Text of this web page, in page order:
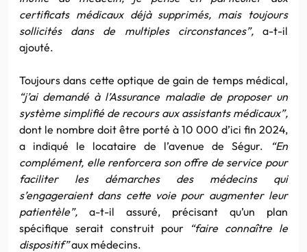
certificats médicaux déjà supprimés, mais toujours
sollicités dans de multiples circonstances”, a-t-il
ajouté.
Toujours dans cette optique de gain de temps médical,
“j’ai demandé à l’Assurance maladie de proposer un
système simplifié de recours aux assistants médicaux”,
dont le nombre doit être porté à 10 000 d’ici fin 2024,
a indiqué le locataire de l’avenue de Ségur.
“En
complément, elle renforcera son offre de service pour
faciliter les démarches des médecins qui
s’engageraient dans cette voie pour augmenter leur
patientèle”, a-t-il assuré, précisant qu’un plan
spécifique serait construit pour “faire connaître le
dispositif”aux médecins.